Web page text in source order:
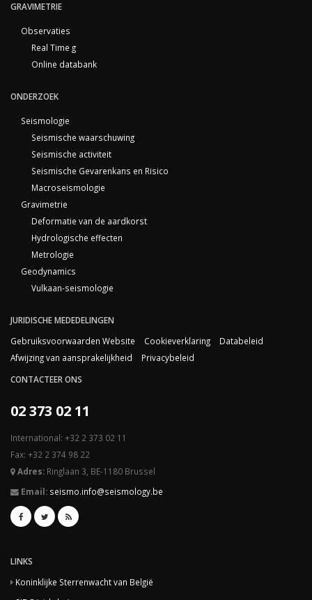
GRAVIMETRIE
Observaties
Real Time g
Online databank
ONDERZOEK
Seismologie
Seismische waarschuwing
Seismische activiteit
Seismische Gevarenkans en Risico
Macroseismologie
Gravimetrie
Deformatie van de aardkorst
Hydrologische effecten
Metrologie
Geodynamics
Vulkaan-seismologie
JURIDISCHE MEDEDELINGEN
Gebruiksvoorwaarden Website
Cookieverklaring
Databeleid
Afwijzing van aansprakelijkheid
Privacybeleid
CONTACTEER ONS
02 373 02 11
International: +32 2 373 02 11
Fax: +32 2 374 98 22
Adres: Ringlaan 3, BE-1180 Brussel
Email: seismo.info@seismology.be
LINKS
Koninklijke Sterrenwacht van België